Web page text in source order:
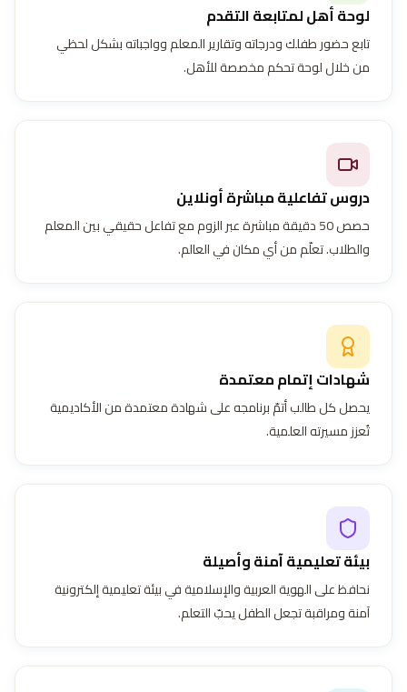
لوحة أهل لمتابعة التقدم
تابع حضور طفلك ودرجاته وتقارير المعلم وواجباته بشكل لحظي
من خلال لوحة تحكم مخصصة للأهل.
دروس تفاعلية مباشرة أونلاين
حصص 50 دقيقة مباشرة عبر الزوم مع تفاعل حقيقي بين المعلم
والطلاب. تعلّم من أي مكان في العالم.
شهادات إتمام معتمدة
يحصل كل طالب أتمّ برنامجه على شهادة معتمدة من الأكاديمية
تُعزز مسيرته العلمية.
بيئة تعليمية آمنة وأصيلة
نحافظ على الهوية العربية والإسلامية في بيئة تعليمية إلكترونية
آمنة ومراقبة تجعل الطفل يحبّ التعلم.